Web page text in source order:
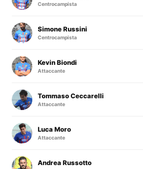
Centrocampista
Simone Russini
Centrocampista
Kevin Biondi
Attaccante
Tommaso Ceccarelli
Attaccante
Luca Moro
Attaccante
Andrea Russotto